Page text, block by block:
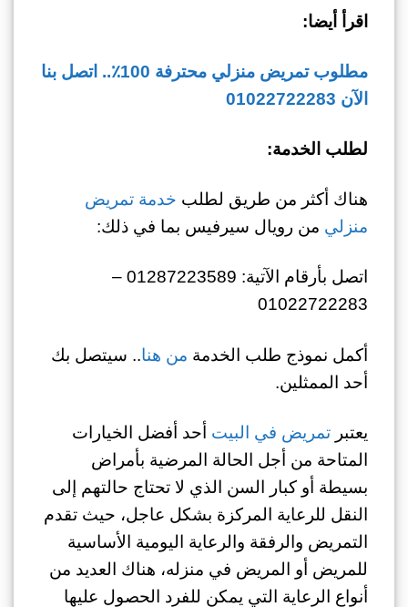
اقرأ أيضا:
مطلوب تمريض منزلي محترفة 100٪.. اتصل بنا
الآن 01022722283
لطلب الخدمة:
هناك أكثر من طريق لطلب خدمة تمريض
منزلي من رويال سيرفيس بما في ذلك:
اتصل بأرقام الآتية: 01287223589 –
01022722283
أكمل نموذج طلب الخدمة من هنا.. سيتصل بك
أحد الممثلين.
يعتبرتمريض في البيت أحد أفضل الخيارات
المتاحة من أجل الحالة المرضية بأمراض
بسيطة أو كبار السن الذي لا تحتاج حالتهم إلى
النقل للرعاية المركزة بشكل عاجل، حيث تقدم
التمريض والرفقة والرعاية اليومية الأساسية
للمريض أو المريض في منزله، هناك العديد من
أنواع الرعاية التي يمكن للفرد الحصول عليها